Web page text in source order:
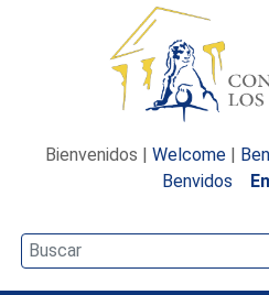
Bienvenidos | Welcome |
Benvidos